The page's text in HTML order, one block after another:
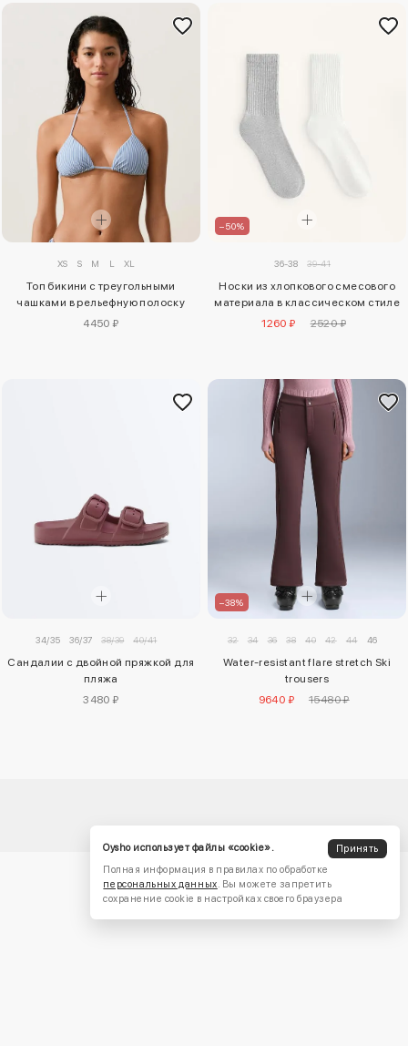
XS S M L XL
Топ бикини с треугольными
чашками в рельефную полоску
4450 ₽
–50%
36-38 39-41
Носки из хлопкового смесового
материала в классическом стиле
1260 ₽
2520 ₽
34/35 36/37 38/39 40/41
Сандалии с двойной пряжкой для
пляжа
3480 ₽
–38%
32 34 36 38 40 42 44 46
Water-resistant flare stretch Ski
trousers
9640 ₽
15480 ₽
Oysho использует файлы «cookie».
Принять
Полная информация в правилах по обработке
персональных данных. Вы можете запретить
сохранение cookie в настройках своего браузера